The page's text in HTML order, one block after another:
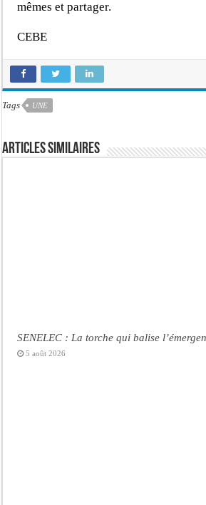
mêmes et partager.
CEBE
Tags UNE
Articles similaires
SENELEC : La torche qui balise
5 août 2026